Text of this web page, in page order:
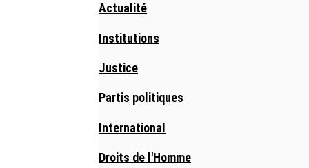
Actualité
Institutions
Justice
Partis politiques
International
Droits de l'Homme